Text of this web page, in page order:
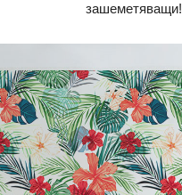
зашеметяващи!